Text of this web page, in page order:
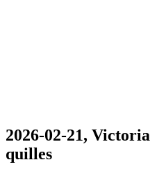
2026-02-21,
quilles